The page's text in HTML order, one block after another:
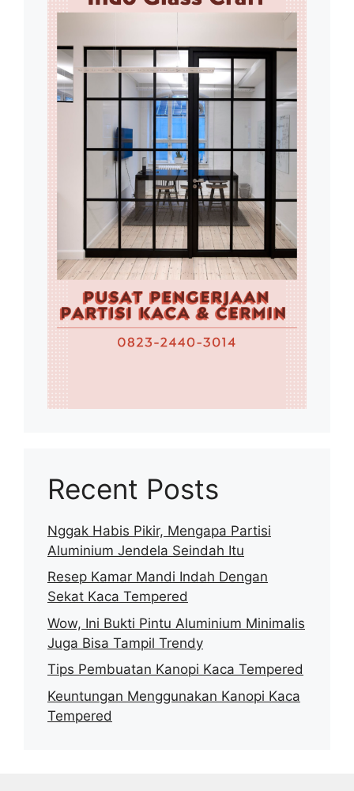
Recent Posts
Nggak Habis Pikir, Mengapa Partisi
Aluminium Jendela Seindah Itu
Resep Kamar Mandi Indah Dengan
Sekat Kaca Tempered
Wow, Ini Bukti Pintu Aluminium Minimalis
Juga Bisa Tampil Trendy
Tips Pembuatan Kanopi Kaca Tempered
Keuntungan Menggunakan Kanopi Kaca
Tempered